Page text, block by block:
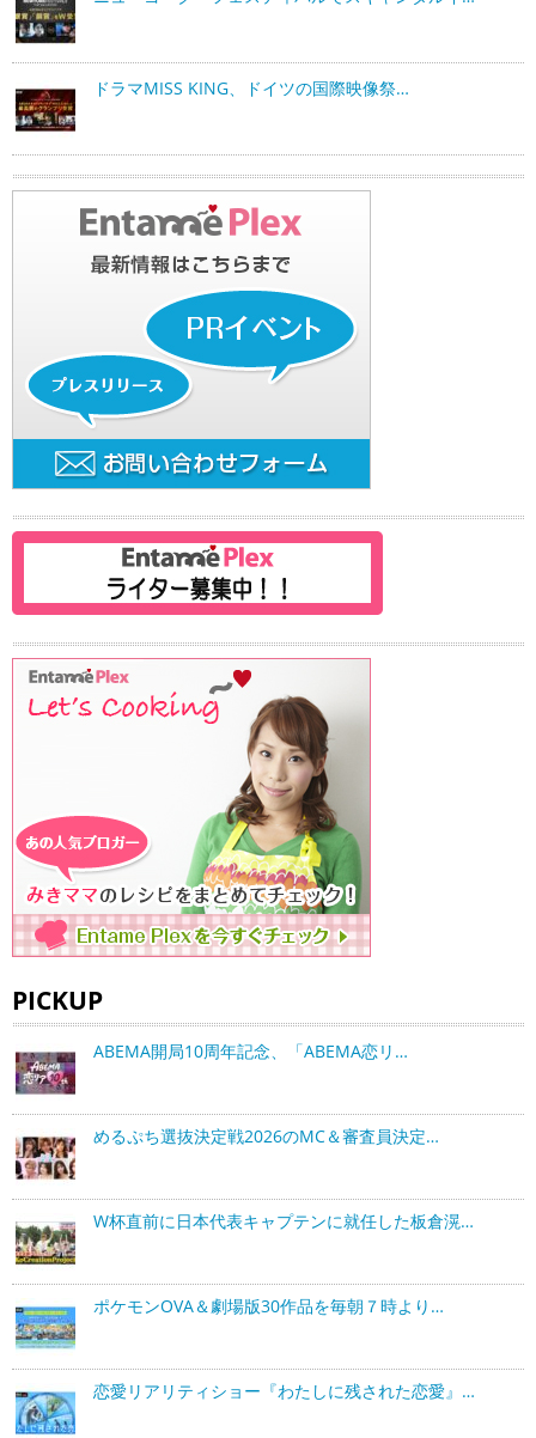
ドラマMISS KING、ドイツの国際映像祭…
PICKUP
ABEMA開局10周年記念、「ABEMA恋リ…
めるぷち選抜決定戦2026のMC＆審査員決定…
W杯直前に日本代表キャプテンに就任した板倉滉…
ポケモンOVA＆劇場版30作品を毎朝７時より…
恋愛リアリティショー『わたしに残された恋愛』…